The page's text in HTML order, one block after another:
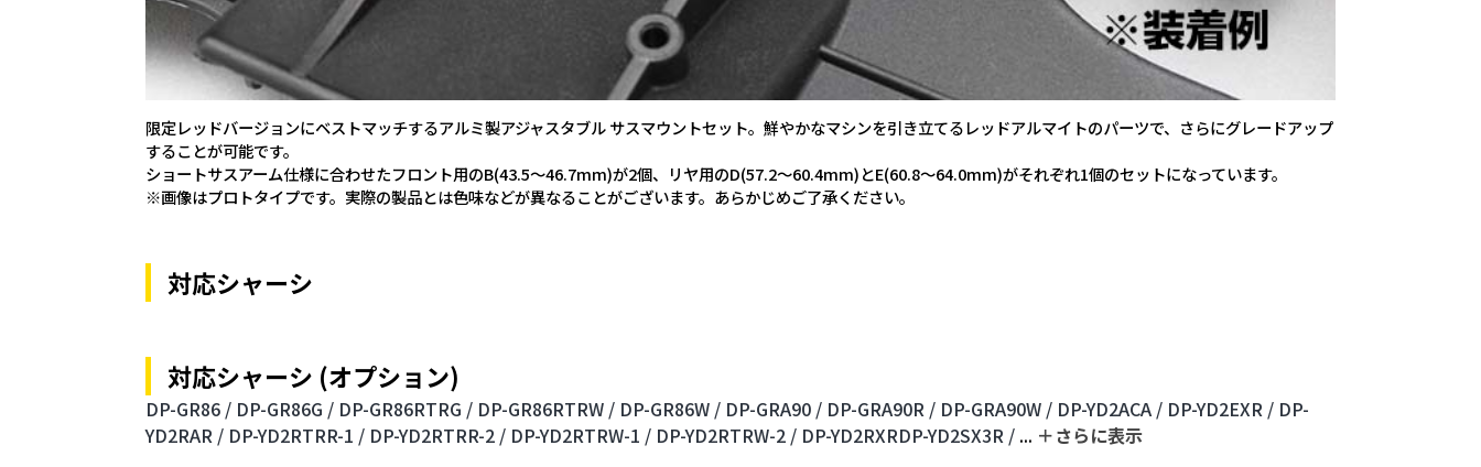
限定レッドバージョンにベストマッチするアルミ製アジャスタブル サスマウントセット。鮮やかなマシンを引き立てるレッドアルマイトのパーツで、さらにグレードアップ
することが可能です。
ショートサスアーム仕様に合わせたフロント用のB(43.5～46.7mm)が2個、リヤ用のD(57.2～60.4mm)とE(60.8～64.0mm)がそれぞれ1個のセットになっています。
※画像はプロトタイプです。実際の製品とは色味などが異なることがございます。あらかじめご了承ください。
対応シャーシ
対応シャーシ (オプション)
DP-GR86 / DP-GR86G / DP-GR86RTRG / DP-GR86RTRW / DP-GR86W / DP-GRA90 / DP-GRA90R / DP-GRA90W / DP-YD2ACA / DP-YD2EXR / DP-
YD2RAR / DP-YD2RTRR-1 / DP-YD2RTRR-2 / DP-YD2RTRW-1 / DP-YD2RTRW-2 / DP-YD2RXRDP-YD2SX3R / ... ＋さらに表⽰